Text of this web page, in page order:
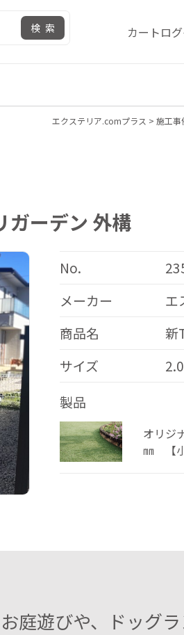
検索 カートロ
エクステリア.comプラス > 施工事
ーデン 外構
No.
メーカー
エ
商品名
新
サイズ
製品
オリジ
㎜ 【小
庭遊びや、ドッグ